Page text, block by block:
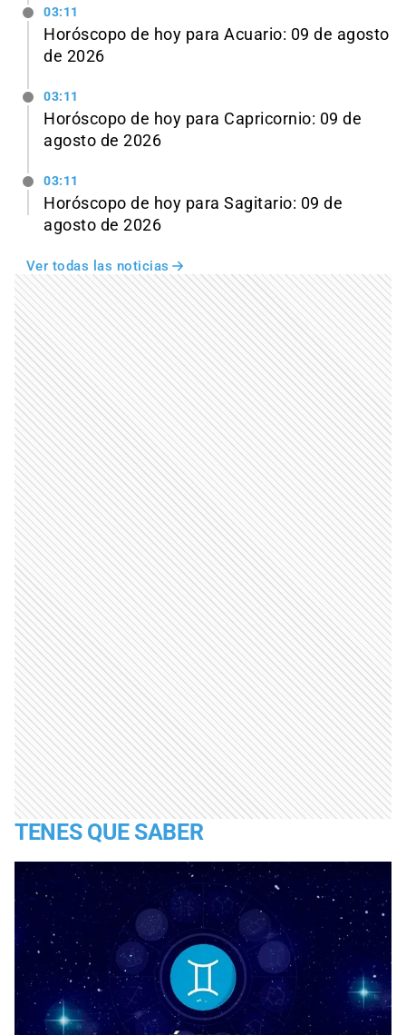
03:11
Horóscopo de hoy para Acuario: 09 de agosto
de 2026
03:11
Horóscopo de hoy para Capricornio: 09 de
agosto de 2026
03:11
Horóscopo de hoy para Sagitario: 09 de
agosto de 2026
Ver todas las noticias
TENES QUE SABER